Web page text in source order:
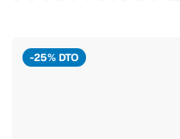
-25% DTO